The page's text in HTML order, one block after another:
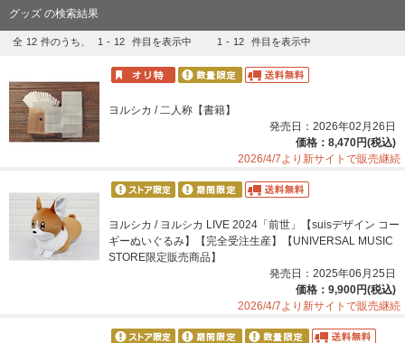
グッズ の検索結果
全 12 件のうち、 1 - 12 件目を表示中 1 - 12 件目を表示中
ヨルシカ / 二人称【書籍】
発売日：2026年02月26日
価格：8,470円(税込)
2026/4/7より新サイトで販売継続
ヨルシカ / ヨルシカ LIVE 2024「前世」【suisデザイン コー
ギーぬいぐるみ】【完全受注生産】【UNIVERSAL MUSIC
STORE限定販売商品】
発売日：2025年06月25日
価格：9,900円(税込)
2026/4/7より新サイトで販売継続